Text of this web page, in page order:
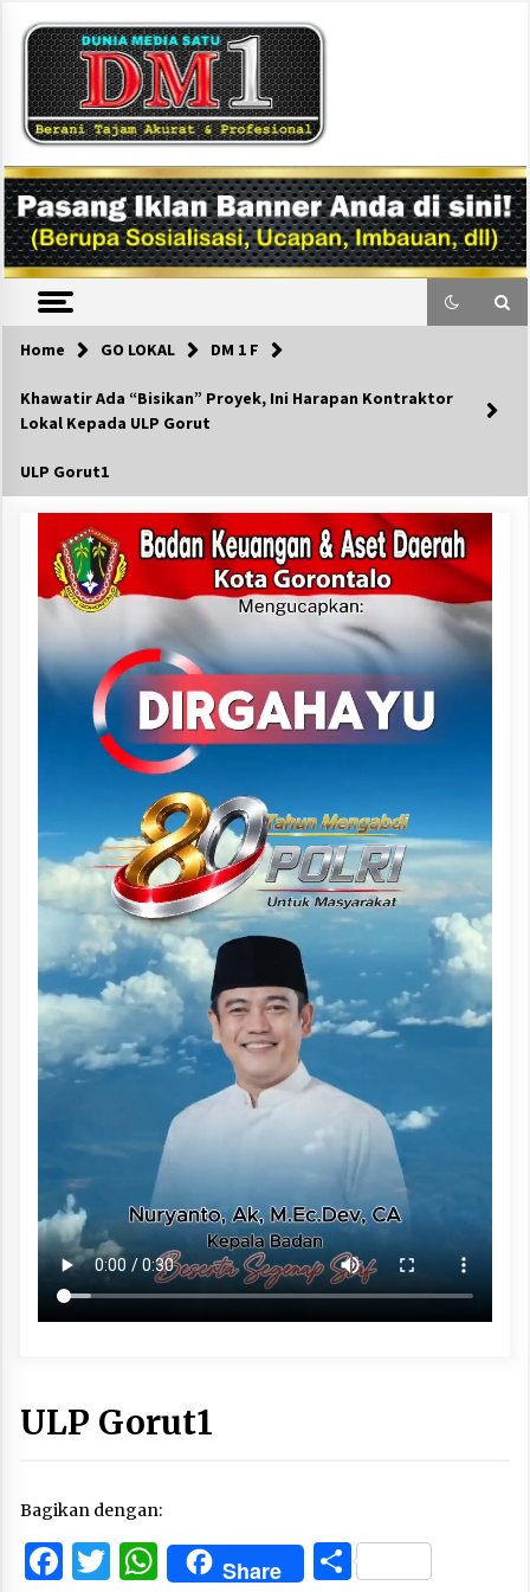
content
DM1
Home GO LOKAL DM 1 F
Khawatir Ada “Bisikan” Proyek, Ini Harapan Kontraktor
Lokal Kepada ULP Gorut
ULP Gorut1
ULP Gorut1
Bagikan dengan:
Facebook
Twitter
WhatsApp
Share Share